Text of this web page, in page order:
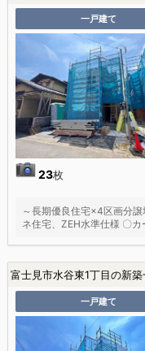
一戸建て
23枚
～長期優良住宅×4区画分
ネ住宅、ZEH水準仕様 〇
富士見市水谷東1丁目の新
一戸建て